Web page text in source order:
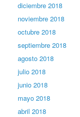
diciembre 2018
noviembre 2018
octubre 2018
septiembre 2018
agosto 2018
julio 2018
junio 2018
mayo 2018
abril 2018